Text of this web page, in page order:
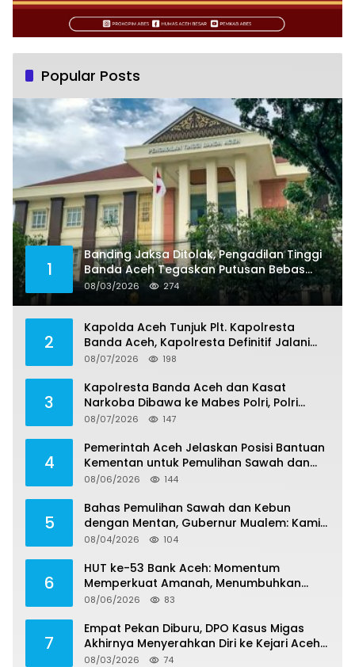
Popular Posts
1
Banding Jaksa Ditolak, Pengadilan Tinggi
Banda Aceh Tegaskan Putusan Bebas
Dua Terdakwa Korupsi Tak Bisa Diajukan
08/03/2026 274
2
Kapolda Aceh Tunjuk Plt. Kapolresta
Banda Aceh, Kapolresta Definitif Jalani
Pemeriksaan di Mabes Polri
08/07/2026 198
3
Kapolresta Banda Aceh dan Kasat
Narkoba Dibawa ke Mabes Polri, Polri
Tegaskan Proses Berjalan Profesional dan
08/07/2026 147
4
Pemerintah Aceh Jelaskan Posisi Bantuan
Kementan untuk Pemulihan Sawah dan
Kebun
08/06/2026 144
5
Bahas Pemulihan Sawah dan Kebun
dengan Mentan, Gubernur Mualem: Kami
Butuh Dukungan Pak Menteri
08/04/2026 104
6
HUT ke-53 Bank Aceh: Momentum
Memperkuat Amanah, Menumbuhkan
Keberkahan Bagi Aceh
08/06/2026 83
7
Empat Pekan Diburu, DPO Kasus Migas
Akhirnya Menyerahkan Diri ke Kejari Aceh
Selatan
08/03/2026 74